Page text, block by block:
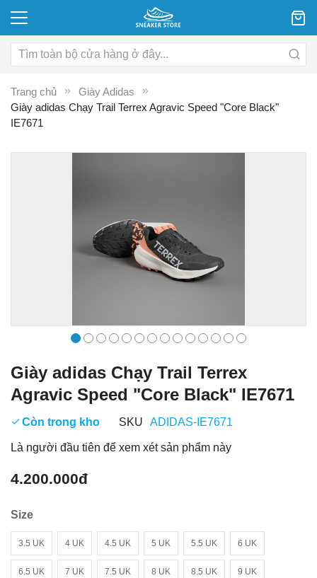
Trang chủ
Giày Adidas
Giày adidas Chạy Trail Terrex Agravic Speed "Core Black"
IE7671
Giày adidas Chạy Trail Terrex
Agravic Speed "Core Black" IE7671
Còn trong kho SKU ADIDAS-IE7671
Là người đầu tiên để xem xét sản phẩm này
4.200.000đ
Size
3.5 UK 4 UK 4.5 UK 5 UK 5.5 UK 6 UK
6.5 UK 7 UK 7.5 UK 8 UK 8.5 UK 9 UK